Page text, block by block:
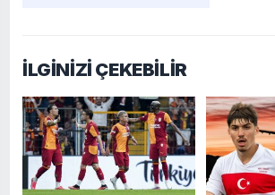
İLGİNİZİ ÇEKEBİLİR